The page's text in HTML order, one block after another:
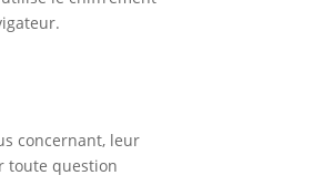
concernant, leur
toute question